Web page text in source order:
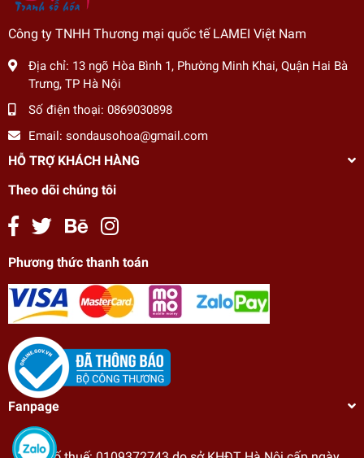
Công ty TNHH Thương mại quốc tế LAMEI Việt Nam
Địa chỉ: 13 ngõ Hòa Bình 1, Phường Minh Khai, Quận Hai Bà
Trưng, TP Hà Nội
Số điện thoại: 0869030898
Email: sondausohoa@gmail.com
HỖ TRỢ KHÁCH HÀNG
Theo dõi chúng tôi
Phương thức thanh toán
Fanpage